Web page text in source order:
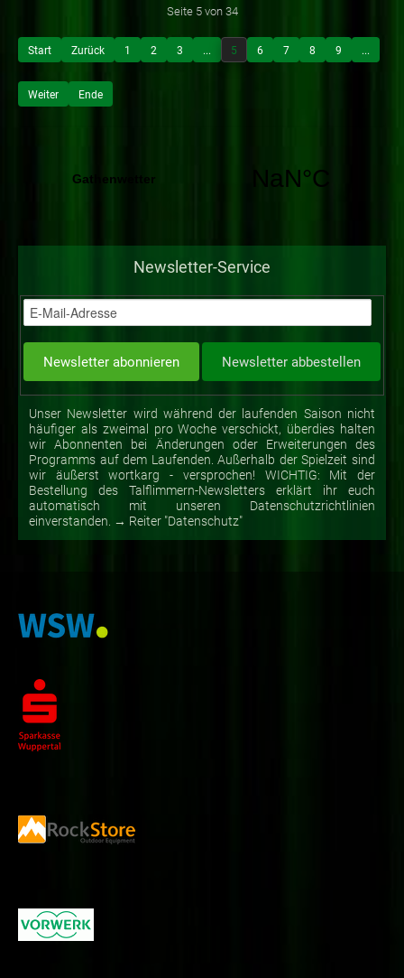
Seite 5 von 34
Start Zurück 1 2 3 ... 5 6 7 8 9 ...
Weiter Ende
Newsletter-Service
Unser Newsletter wird während der laufenden Saison nicht
häufiger als zweimal pro Woche verschickt, überdies halten
wir Abonnenten bei Änderungen oder Erweiterungen des
Programms auf dem Laufenden. Außerhalb der Spielzeit sind
wir äußerst wortkarg - versprochen! WICHTIG: Mit der
Bestellung des Talflimmern-Newsletters erklärt ihr euch
automatisch mit unseren Datenschutzrichtlinien
einverstanden. → Reiter "Datenschutz"